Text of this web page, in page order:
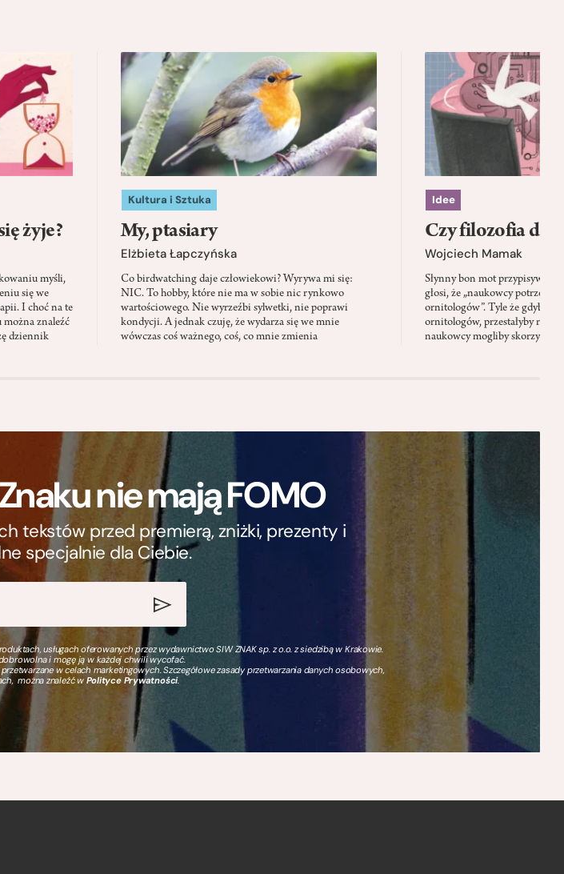
żyje?
myśli,
się we
I choć na te
znaleźć
dziennik
Kultura i Sztuka
My, ptasiary
Elżbieta Łapczyńska
Co birdwatching daje człowiekowi? Wyrywa mi się:
NIC. To hobby, które nie ma w sobie nic rynkowo
wartościowego. Nie wyrzeźbi sylwetki, nie poprawi
kondycji. A jednak czuję, że wydarza się we mnie
wówczas coś ważnego, coś, co mnie zmienia
Idee
Czy filozofia da
Wojciech Mamak
Słynny bon mot
głosi, że „naukowcy
ornitologów”. Tyle że gdyby
ornitologów, przestałyby
naukowcy mogliby skorzystać
nie mają FOMO
tekstów przed premierą, zniżki, prezenty i
specjalnie dla Ciebie.
usługach oferowanych przez wydawnictwo SIW ZNAK sp. z o.o. z siedzibą w Krakowie.
i mogę ją w każdej chwili wycofać.
w celach marketingowych. Szczegółowe zasady przetwarzania danych osobowych,
można znaleźć wPolityce Prywatności.